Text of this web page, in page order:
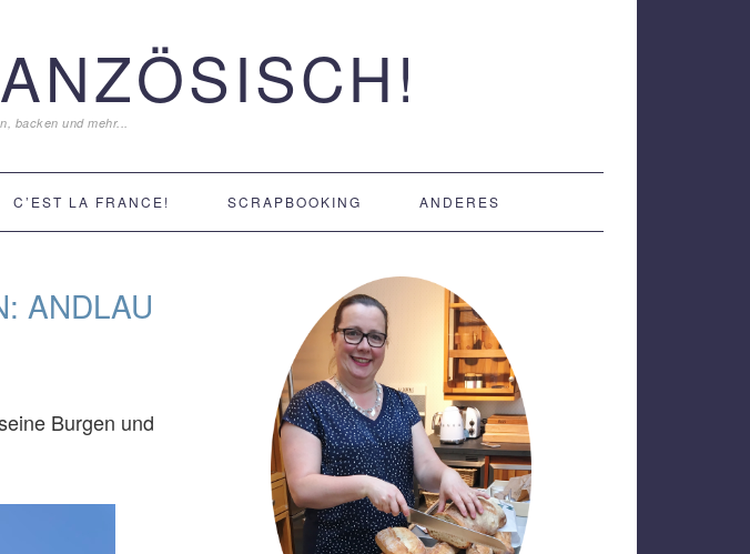
backen und mehr...
C’EST LA FRANCE! SCRAPBOOKING ANDERES
ANDLAU
Burgen und